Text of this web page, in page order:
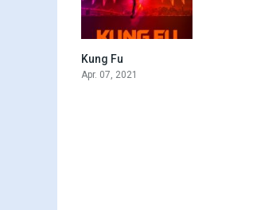
Kung Fu
Apr. 07, 2021